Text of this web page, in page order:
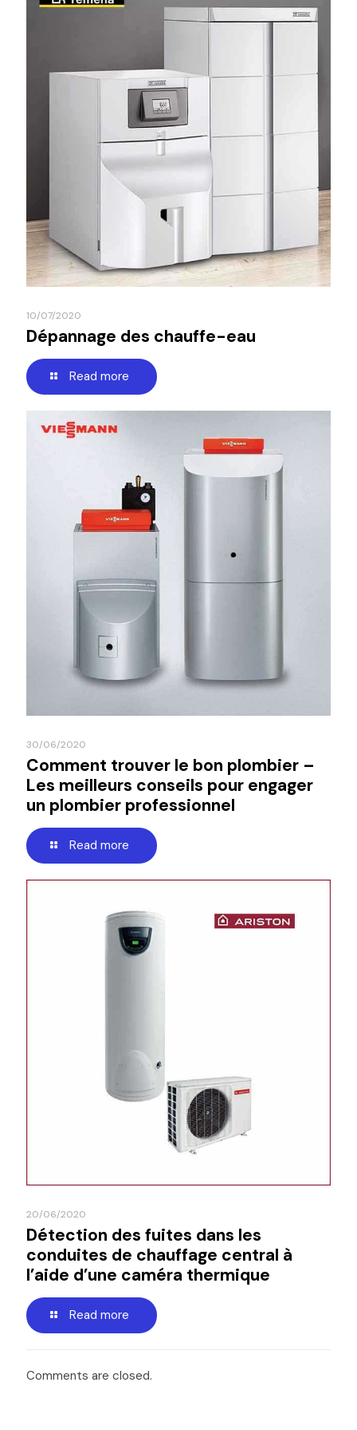
10/07/2020
Dépannage des chauffe-eau
Read more
30/06/2020
Comment trouver le bon plombier –
Les meilleurs conseils pour engager
un plombier professionnel
Read more
20/06/2020
Détection des fuites dans les
conduites de chauffage central à
l’aide d’une caméra thermique
Read more
Comments are closed.